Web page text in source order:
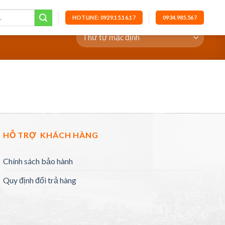
HOTLINE: 0929.15.16.17 0934.985.567
HỖ TRỢ KHÁCH HÀNG
Chính sách bảo hành
Quy định đổi trả hàng